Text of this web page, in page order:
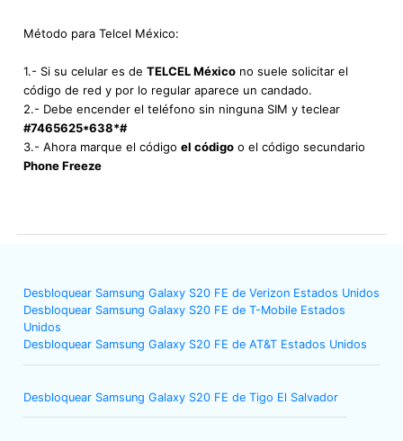
Método para Telcel México:
1.- Si su celular es de TELCEL México no suele solicitar el
código de red y por lo regular aparece un candado.
2.- Debe encender el teléfono sin ninguna SIM y teclear
#7465625*638*#
3.- Ahora marque el código el código o el código secundario
Phone Freeze
Desbloquear Samsung Galaxy S20 FE de Verizon Estados Unidos
Desbloquear Samsung Galaxy S20 FE de T-Mobile Estados
Unidos
Desbloquear Samsung Galaxy S20 FE de AT&T Estados Unidos
Desbloquear Samsung Galaxy S20 FE de Tigo El Salvador